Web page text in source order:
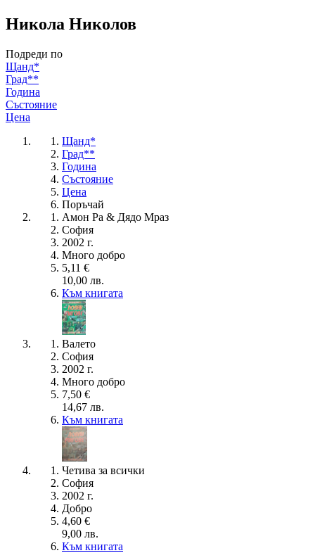
Никола Николов
Подреди по
Щанд*
Град**
Година
Състояние
Цена
Щанд*
Град**
Година
Състояние
Цена
Поръчай
Амон Ра & Дядо Мраз
София
2002 г.
Много добро
5,11 €
10,00 лв.
Към книгата
Валето
София
2002 г.
Много добро
7,50 €
14,67 лв.
Към книгата
Четива за всички
София
2002 г.
Добро
4,60 €
9,00 лв.
Към книгата